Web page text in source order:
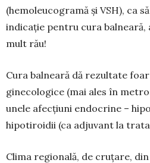
(hemoleucogramă și VSH), ca
indicație pentru cura balneară,
mult rău!
Cura balneară dă rezultate
ginecologice (mai ales în
unele afecțiuni endocrine –
hipotiroidii (ca adjuvant la
Clima regională, de cruțare,